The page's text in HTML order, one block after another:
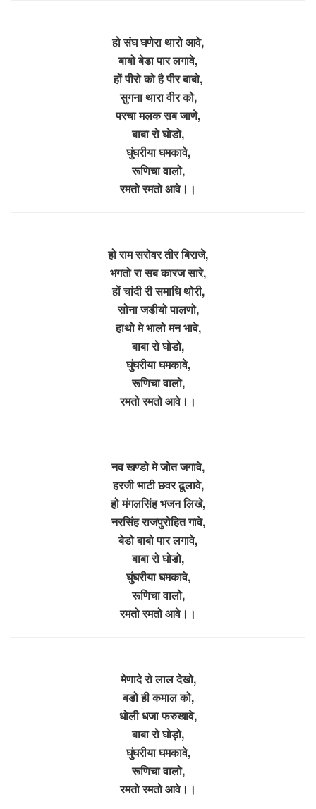
हो संघ घणेरा थारो आवे,
बाबो बेडा पार लगावे,
हों पीरो को है पीर बाबो,
सुगना थारा वीर को,
परचा मलक सब जाणे,
बाबा रो घोडो,
घुंघरीया घमकावे,
रूणिचा वालो,
रमतो रमतो आवे।।
हो राम सरोवर तीर बिराजे,
भगतो रा सब कारज सारे,
हों चांदी री समाधि थोरी,
सोना जडीयो पालणो,
हाथो मे भालो मन भावे,
बाबा रो घोडो,
घुंघरीया घमकावे,
रूणिचा वालो,
रमतो रमतो आवे।।
नव खण्डो मे जोत जगावे,
हरजी भाटी छवर ढूलावे,
हो मंगलसिंह भजन लिखे,
नरसिंह राजपुरोहित गावे,
बेडो बाबो पार लगावे,
बाबा रो घोडो,
घुंघरीया घमकावे,
रूणिचा वालो,
रमतो रमतो आवे।।
मेणादे रो लाल देखो,
बडो ही कमाल को,
धोली धजा फरुखावे,
बाबा रो घोड़ो,
घुंघरीया घमकावे,
रूणिचा वालो,
रमतो रमतो आवे।।